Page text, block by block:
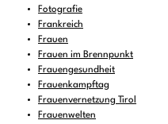
Fotografie
Frankreich
Frauen
Frauen im Brennpunkt
Frauengesundheit
Frauenkampftag
Frauenvernetzung Tirol
Frauenwelten